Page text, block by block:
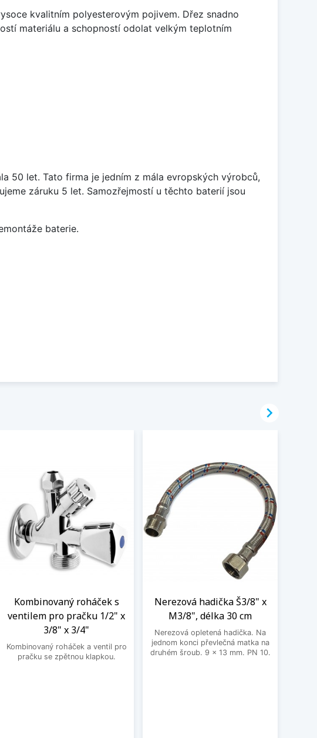
kvalitním polyesterovým pojivem. Dřez snadno
materiálu a schopností odolat velkým teplotním
50 let. Tato firma je jedním z mála evropských výrobců,
záruku 5 let. Samozřejmostí u těchto baterií jsou
baterie.
Kombinovaný roháček s
ventilem pro pračku 1/2" x
3/8" x 3/4"
Kombinovaný roháček a ventil pro
pračku se zpětnou klapkou.
Nerezová hadička Š3/8" x
M3/8", délka 30 cm
Nerezová opletená hadička. Na
jednom konci převlečná matka na
druhém šroub. 9 x 13 mm. PN 10.
